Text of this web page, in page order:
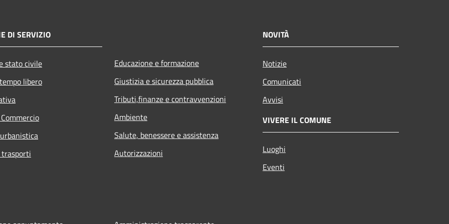
DI SERVIZIO
stato civile
libero
Educazione e formazione
Giustizia e sicurezza pubblica
Tributi,finanze e contravvenzioni
Ambiente
Salute, benessere e assistenza
Autorizzazioni
NOVITÀ
Notizie
Comunicati
Avvisi
VIVERE IL COMUNE
Luoghi
Eventi